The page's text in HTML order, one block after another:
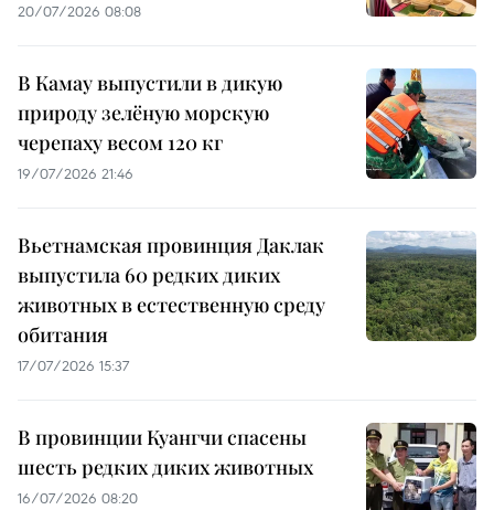
20/07/2026 08:08
В Камау выпустили в дикую
природу зелёную морскую
черепаху весом 120 кг
19/07/2026 21:46
Вьетнамская провинция Даклак
выпустила 60 редких диких
животных в естественную среду
обитания
17/07/2026 15:37
В провинции Куангчи спасены
шесть редких диких животных
16/07/2026 08:20